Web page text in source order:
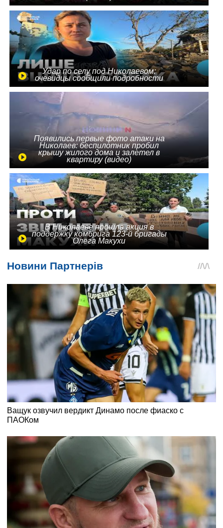
Удар по селу под Николаевом:
очевидцы сообщили подробности
Появились первые фото атаки на
Николаев: беспилотник пробил
крышу жилого дома и залетел в
квартиру (видео)
В Николаеве прошла акция в
поддержку комбрига 123-й бригады
Олега Макухи